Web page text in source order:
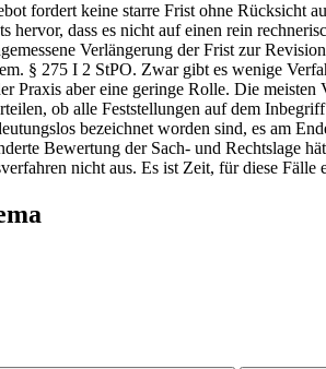
fordert keine starre Frist ohne Rücksicht
hervor, dass es nicht auf einen rein
Verlängerung der Frist zur
§ 275 I 2 StPO. Zwar gibt es wenige
Praxis aber eine geringe Rolle. Die
ob alle Feststellungen auf dem
bezeichnet worden sind, es am
Bewertung der Sach- und Rechtslage
nicht aus. Es ist Zeit, für diese Fälle